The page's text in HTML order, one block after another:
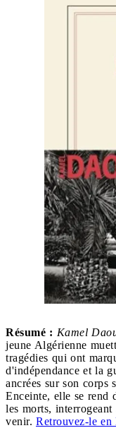
Résumé : Kamel
jeune Algérienne
tragédies qui ont
d'indépendance et la
ancrées sur son corps
Enceinte, elle se rend
les morts,
venir. Retrouvez-le